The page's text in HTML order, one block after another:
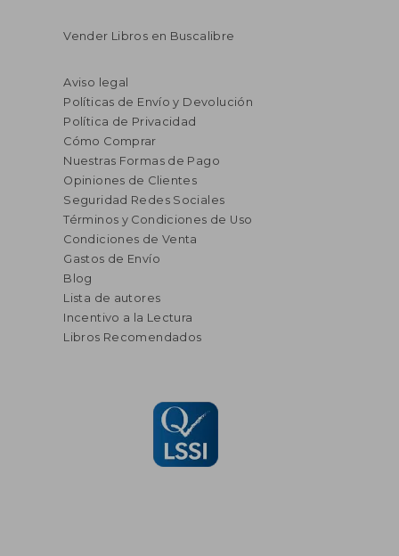
Vender Libros en Buscalibre
Aviso legal
Políticas de Envío y Devolución
Política de Privacidad
Cómo Comprar
Nuestras Formas de Pago
Opiniones de Clientes
Seguridad Redes Sociales
Términos y Condiciones de Uso
Condiciones de Venta
Gastos de Envío
Blog
Lista de autores
Incentivo a la Lectura
Libros Recomendados